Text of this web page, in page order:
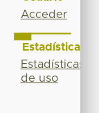
Acceder
Estadísticas
Estadísticas
de uso